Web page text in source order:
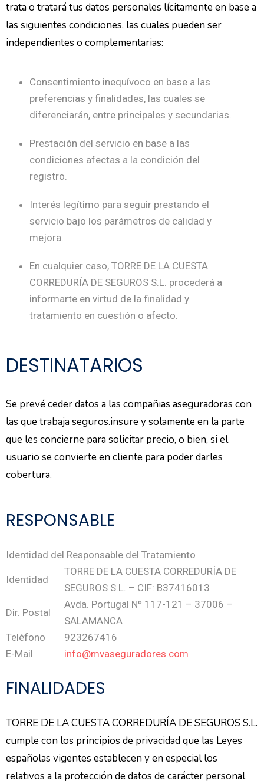
trata o tratará tus datos personales lícitamente en base a
las siguientes condiciones, las cuales pueden ser
independientes o complementarias:
Consentimiento inequívoco en base a las
preferencias y finalidades, las cuales se
diferenciarán, entre principales y secundarias.
Prestación del servicio en base a las
condiciones afectas a la condición del
registro.
Interés legítimo para seguir prestando el
servicio bajo los parámetros de calidad y
mejora.
En cualquier caso, TORRE DE LA CUESTA
CORREDURÍA DE SEGUROS S.L. procederá a
informarte en virtud de la finalidad y
tratamiento en cuestión o afecto.
DESTINATARIOS
Se prevé ceder datos a las compañias aseguradoras con
las que trabaja seguros.insure y solamente en la parte
que les concierne para solicitar precio, o bien, si el
usuario se convierte en cliente para poder darles
cobertura.
RESPONSABLE
Identidad del Responsable del Tratamiento
Identidad
TORRE DE LA CUESTA CORREDURÍA DE
SEGUROS S.L. – CIF: B37416013
Dir. Postal
Avda. Portugal Nº 117-121 – 37006 –
SALAMANCA
Teléfono
923267416
E-Mail
info@mvaseguradores.com
FINALIDADES
TORRE DE LA CUESTA CORREDURÍA DE SEGUROS S.L.
cumple con los principios de privacidad que las Leyes
españolas vigentes establecen y en especial los
relativos a la protección de datos de carácter personal